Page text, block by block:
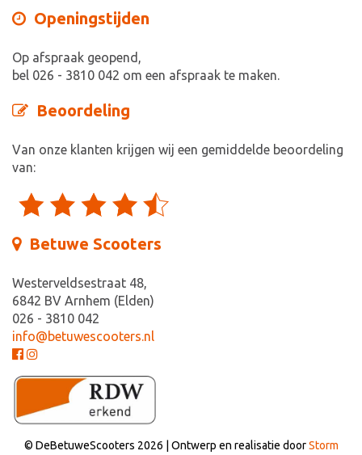
Openingstijden
Op afspraak geopend,
bel 026 - 3810 042 om een afspraak te maken.
Beoordeling
Van onze klanten krijgen wij een gemiddelde beoordeling
van:
Betuwe Scooters
Westerveldsestraat 48,
6842 BV Arnhem (Elden)
026 - 3810 042
info@betuwescooters.nl
© DeBetuweScooters 2026 | Ontwerp en realisatie doorStorm